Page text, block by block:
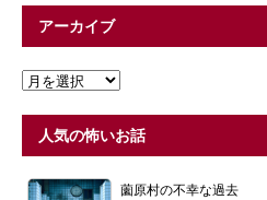
アーカイブ
人気の怖いお話
薗原村の不幸な過去